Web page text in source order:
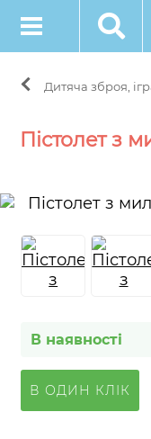
Дитяча зброя,
Пістолет з
В наявності
В ОДИН КЛІК